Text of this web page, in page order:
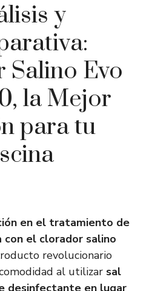
y
Salino Evo
la Mejor
para tu
en el tratamiento de
con el clorador salino
revolucionario
al utilizar sal